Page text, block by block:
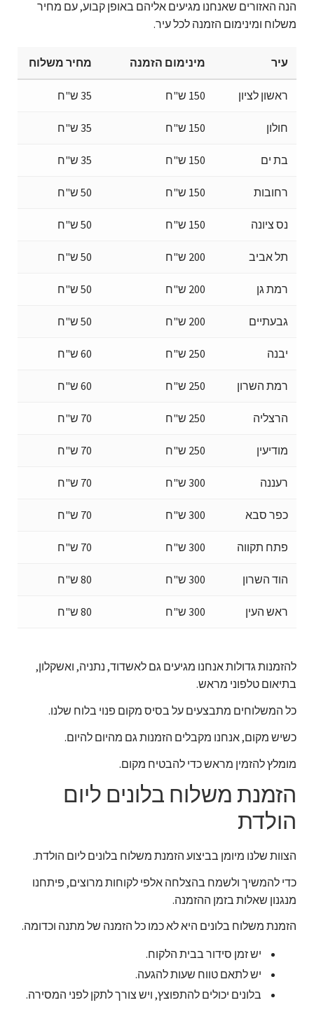
הנה האזורים שאנחנו מגיעים אליהם באופן קבוע, עם מחיר
משלוח ומינימום הזמנה לכל עיר.
עיר מינימום הזמנה מחיר משלוח
ראשון לציון 150 ש"ח 35 ש"ח
חולון 150 ש"ח 35 ש"ח
בת ים 150 ש"ח 35 ש"ח
רחובות 150 ש"ח 50 ש"ח
נס ציונה 150 ש"ח 50 ש"ח
תל אביב 200 ש"ח 50 ש"ח
רמת גן 200 ש"ח 50 ש"ח
גבעתיים 200 ש"ח 50 ש"ח
יבנה 250 ש"ח 60 ש"ח
רמת השרון 250 ש"ח 60 ש"ח
הרצליה 250 ש"ח 70 ש"ח
מודיעין 250 ש"ח 70 ש"ח
רעננה 300 ש"ח 70 ש"ח
כפר סבא 300 ש"ח 70 ש"ח
פתח תקווה 300 ש"ח 70 ש"ח
הוד השרון 300 ש"ח 80 ש"ח
ראש העין 300 ש"ח 80 ש"ח
להזמנות גדולות אנחנו מגיעים גם לאשדוד, נתניה, ואשקלון,
בתיאום טלפוני מראש.
כל המשלוחים מתבצעים על בסיס מקום פנוי בלוח שלנו.
כשיש מקום, אנחנו מקבלים הזמנות גם מהיום להיום.
מומלץ להזמין מראש כדי להבטיח מקום.
הזמנת משלוח בלונים ליום
הולדת
הצוות שלנו מיומן בביצוע הזמנת משלוח בלונים ליום הולדת.
כדי להמשיך ולשמח בהצלחה אלפי לקוחות מרוצים, פיתחנו
מנגנון שאלות בזמן ההזמנה.
הזמנת משלוח בלונים היא לא כמו כל הזמנה של מתנה וכדומה.
יש זמן סידור בבית הלקוח.
יש לתאם טווח שעות להגעה.
בלונים יכולים להתפוצץ, ויש צורך לתקן לפני המסירה.